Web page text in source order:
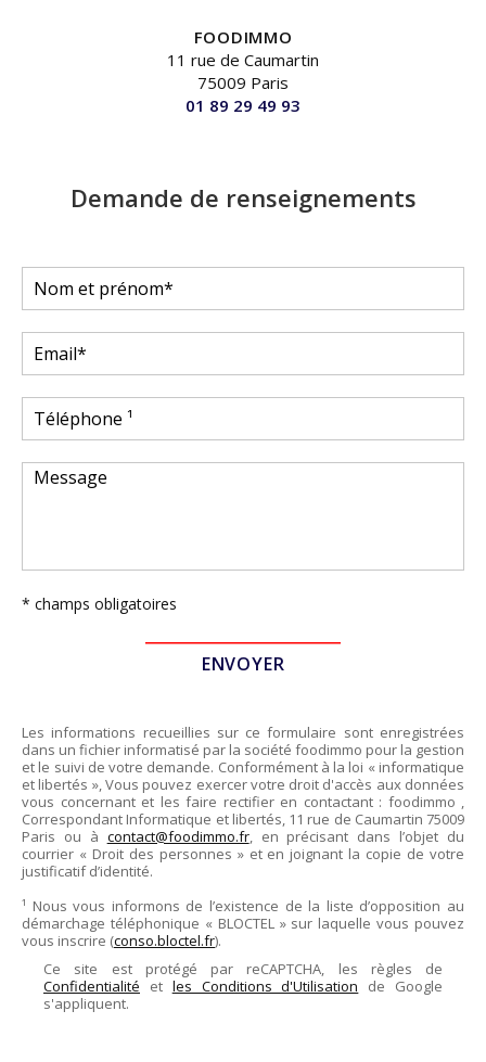
FOODIMMO
11 rue de Caumartin
75009 Paris
01 89 29 49 93
Demande de renseignements
* champs obligatoires
Les informations recueillies sur ce formulaire sont enregistrées
dans un fichier informatisé par la société foodimmo pour la gestion
et le suivi de votre demande. Conformément à la loi « informatique
et libertés », Vous pouvez exercer votre droit d'accès aux données
vous concernant et les faire rectifier en contactant : foodimmo ,
Correspondant Informatique et libertés, 11 rue de Caumartin 75009
Paris ou à contact@foodimmo.fr, en précisant dans l’objet du
courrier « Droit des personnes » et en joignant la copie de votre
justificatif d’identité.
¹ Nous vous informons de l’existence de la liste d’opposition au
démarchage téléphonique « BLOCTEL » sur laquelle vous pouvez
vous inscrire (conso.bloctel.fr).
Ce site est protégé par reCAPTCHA, les règles de
Confidentialité et les Conditions d'Utilisation de Google
s'appliquent.